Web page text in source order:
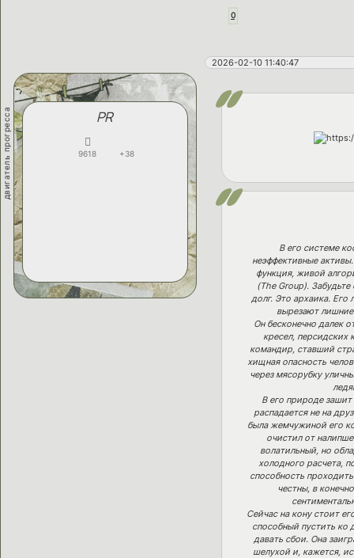
0
2026-02-10 11:40:47
двигатель прогресса PR
9618 +38
В его системе
неэффективные
функция, живой
(The Group).
долг. Это архаика.
вырезают
Он бесконечно далек
кресел,
командир, ставший
хищная опасность
через мясорубку
В его природе
распадается не на
была жемчужиной его
очистил от
волатильный, но
холодного расчета,
способность
честны, в
Сейчас на кону стоит
способный пустить ко
давать сбои. Она
шелухой и, кажется,